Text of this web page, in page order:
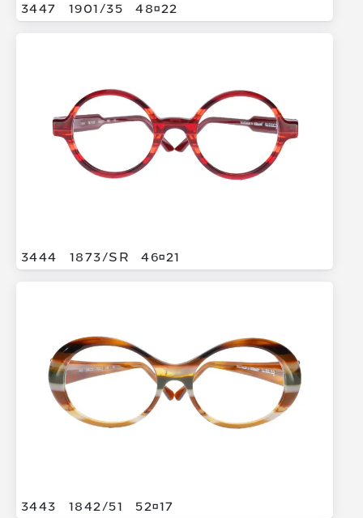
3447 1901/35 4822
3444 1873/SR 4621
3443 1842/51 5217